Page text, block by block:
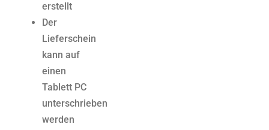
erstellt
Der
Lieferschein
kann auf
einen
Tablett PC
unterschrieben
werden